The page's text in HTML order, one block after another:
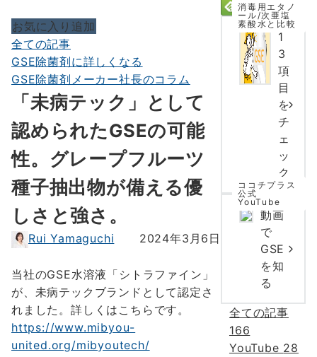
お気に入り追加
全ての記事
GSE除菌剤に詳しくなる
GSE除菌剤メーカー社長のコラム
「未病テック」として
認められたGSEの可能
性。グレープフルーツ
種子抽出物が備える優
しさと強さ。
2024年3月6日
Rui Yamaguchi
当社のGSE水溶液「シトラファイン」
が、未病テックブランドとして認定さ
れました。詳しくはこちらです。
https://www.mibyou-
united.org/mibyoutech/
消毒用エタノ
ール/次亜塩
素酸水と比較
1
3
項
目
を
チ
ェ
ッ
ク
ココチプラス
公式
YouTube
動画
で
GSE
を知
る
全ての記事
166
YouTube 28